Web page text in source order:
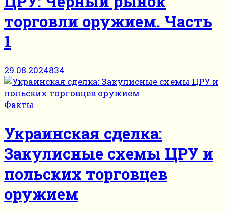
торговли оружием. Часть
1
29.08.2024834
Факты
Украинская сделка:
Закулисные схемы ЦРУ и
польских торговцев
оружием